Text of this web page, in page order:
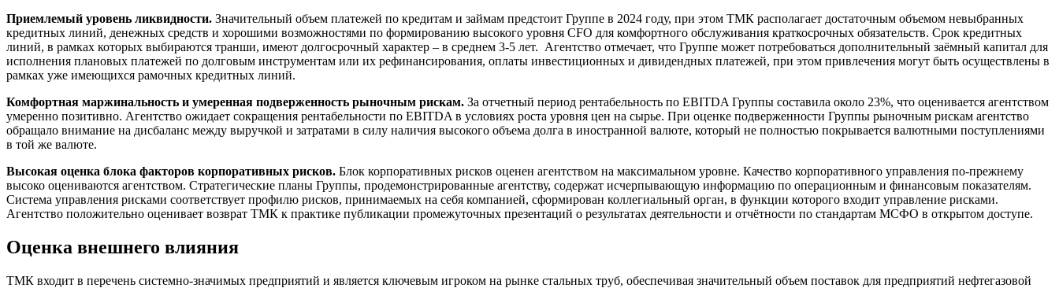
Приемлемый уровень ликвидности. Значительный объем платежей по кредитам и займам предстоит Группе в 2024 году, при этом ТМК располагает достаточным объемом невыбранных
кредитных линий, денежных средств и хорошими возможностями по формированию высокого уровня CFO для комфортного обслуживания краткосрочных обязательств. Срок кредитных
линий, в рамках которых выбираются транши, имеют долгосрочный характер – в среднем 3-5 лет. Агентство отмечает, что Группе может потребоваться дополнительный заёмный капитал для
исполнения плановых платежей по долговым инструментам или их рефинансирования, оплаты инвестиционных и дивидендных платежей, при этом привлечения могут быть осуществлены в
рамках уже имеющихся рамочных кредитных линий.
Комфортная маржинальность и умеренная подверженность рыночным рискам. За отчетный период рентабельность по EBITDA Группы составила около 23%, что оценивается агентством
умеренно позитивно. Агентство ожидает сокращения рентабельности по EBITDA в условиях роста уровня цен на сырье. При оценке подверженности Группы рыночным рискам агентство
обращало внимание на дисбаланс между выручкой и затратами в силу наличия высокого объема долга в иностранной валюте, который не полностью покрывается валютными поступлениями
в той же валюте.
Высокая оценка блока факторов корпоративных рисков. Блок корпоративных рисков оценен агентством на максимальном уровне. Качество корпоративного управления по-прежнему
высоко оцениваются агентством. Стратегические планы Группы, продемонстрированные агентству, содержат исчерпывающую информацию по операционным и финансовым показателям.
Система управления рисками соответствует профилю рисков, принимаемых на себя компанией, сформирован коллегиальный орган, в функции которого входит управление рисками.
Агентство положительно оценивает возврат ТМК к практике публикации промежуточных презентаций о результатах деятельности и отчётности по стандартам МСФО в открытом доступе.
Оценка внешнего влияния
ТМК входит в перечень системно-значимых предприятий и является ключевым игроком на рынке стальных труб, обеспечивая значительный объем поставок для предприятий нефтегазовой